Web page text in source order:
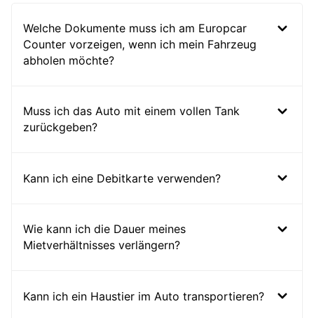
Welche Dokumente muss ich am Europcar
Counter vorzeigen, wenn ich mein Fahrzeug
abholen möchte?
Muss ich das Auto mit einem vollen Tank
zurückgeben?
Kann ich eine Debitkarte verwenden?
Wie kann ich die Dauer meines
Mietverhältnisses verlängern?
Kann ich ein Haustier im Auto transportieren?